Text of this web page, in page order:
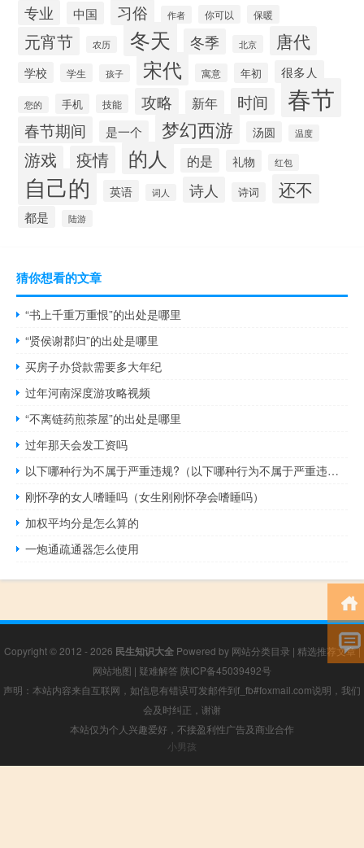
专业 中国 习俗 作者 你可以 保暖
元宵节 农历 冬天 冬季 北京 唐代
学校 学生 孩子 宋代 寓意 年初 很多人
您的 手机 技能 攻略 新年 时间 春节
春节期间 是一个 梦幻西游 汤圆 温度
游戏 疫情 的人 的是 礼物 红包
自己的 英语 词人 诗人 诗词 还不
都是 陆游
猜你想看的文章
“书上千重万重恨”的出处是哪里
“贤侯谢郡归”的出处是哪里
买房子办贷款需要多大年纪
过年河南深度游攻略视频
“不离链药煎茶屋”的出处是哪里
过年那天会发工资吗
以下哪种行为不属于严重违规?（以下哪种行为不属于严重违规）
刚怀孕的女人嗜睡吗（女生刚刚怀孕会嗜睡吗）
加权平均分是怎么算的
一炮通疏通器怎么使用
Copyright © 2012 - 2026 民生知识大全Powered by 网站分类目录 | 精选推荐文章|
网站地图 | 疑难解答 陕ICP备45039492号
声明：本站内容来自互联网，如信息有错误可发邮件到f_fb#foxmail.com说明，我们
会及时纠正，谢谢
本站仅为个人兴趣爱好，不接盈利性广告及商业合作
小男孩